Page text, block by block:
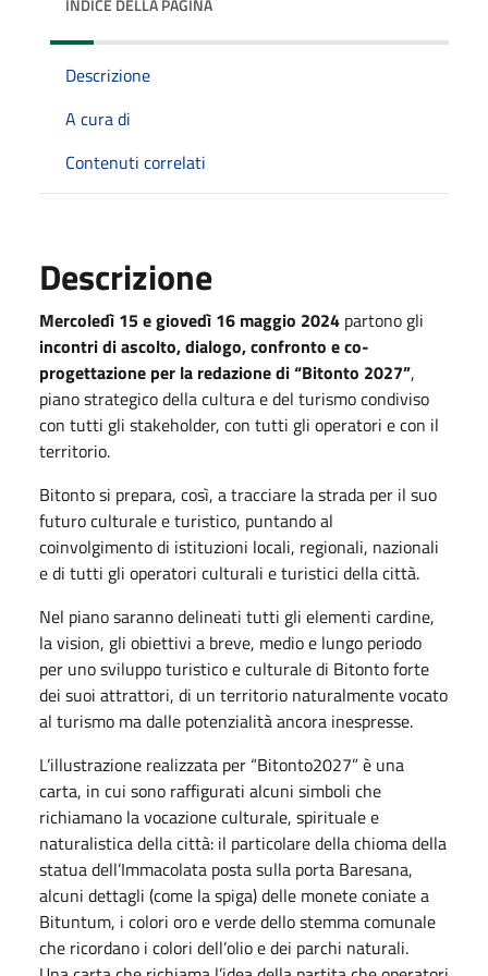
Descrizione
A cura di
Contenuti correlati
Descrizione
Mercoledì 15 e giovedì 16 maggio 2024 partono gli
incontri di ascolto, dialogo, confronto e co-
progettazione per la redazione di “Bitonto 2027”,
piano strategico della cultura e del turismo condiviso
con tutti gli stakeholder, con tutti gli operatori e con il
territorio.
Bitonto si prepara, così, a tracciare la strada per il suo
futuro culturale e turistico, puntando al
coinvolgimento di istituzioni locali, regionali, nazionali
e di tutti gli operatori culturali e turistici della città.
Nel piano saranno delineati tutti gli elementi cardine,
la vision, gli obiettivi a breve, medio e lungo periodo
per uno sviluppo turistico e culturale di Bitonto forte
dei suoi attrattori, di un territorio naturalmente vocato
al turismo ma dalle potenzialità ancora inespresse.
L’illustrazione realizzata per “Bitonto2027” è una
carta, in cui sono raffigurati alcuni simboli che
richiamano la vocazione culturale, spirituale e
naturalistica della città: il particolare della chioma della
statua dell’Immacolata posta sulla porta Baresana,
alcuni dettagli (come la spiga) delle monete coniate a
Bituntum, i colori oro e verde dello stemma comunale
che ricordano i colori dell’olio e dei parchi naturali.